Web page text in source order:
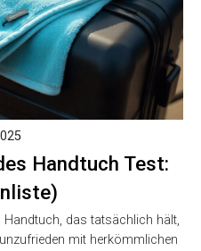
Handtuch Test:
das tatsächlich hält,
mit herkömmlichen